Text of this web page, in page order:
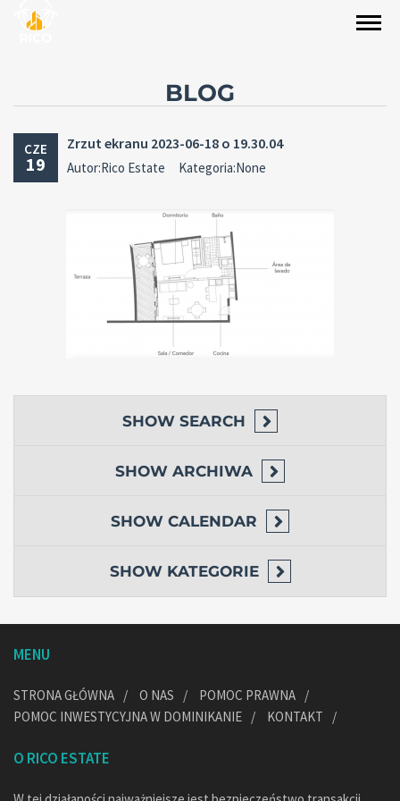
BLOG
CZE
19
Zrzut ekranu 2023-06-18 o 19.30.04
Autor:Rico Estate Kategoria:None
SHOW SEARCH
SHOW ARCHIWA
SHOW CALENDAR
SHOW KATEGORIE
MENU
STRONA GŁÓWNA O NAS
POMOC PRAWNA
POMOC INWESTYCYJNA W DOMINIKANIE
KONTAKT
O RICO ESTATE